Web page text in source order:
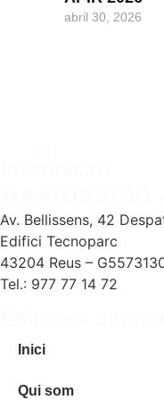
abril 30, 2026
Av. Bellissens, 42
Edifici Tecnoparc
43204 Reus –
Tel.: 977 77 14 72
Inici
Qui som